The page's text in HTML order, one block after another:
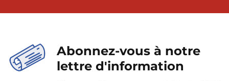
Abonnez-vous à notre
lettre d'information